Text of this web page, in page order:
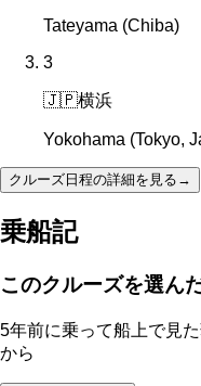
Tateyama (Chiba)
3
🇯🇵横浜
Yokohama (Tokyo,
クルーズ日程の詳細を見る →
乗船記
このクルーズを選ん
5年前に乗って船上で見
から